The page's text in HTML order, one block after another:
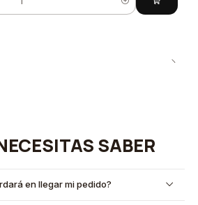
SABER
en llegar mi pedido?